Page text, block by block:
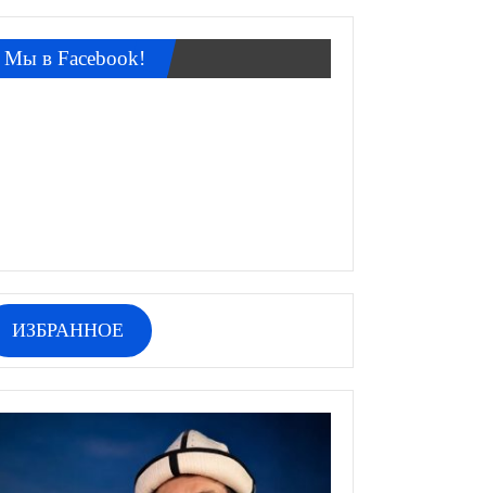
Мы в Facebook!
ИЗБРАННОЕ